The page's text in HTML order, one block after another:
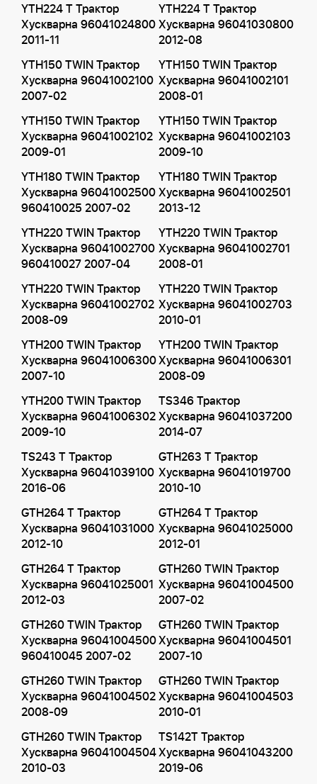
YTH224 T Трактор
Хускварна 96041024800
2011-11
YTH224 T Трактор
Хускварна 96041030800
2012-08
YTH150 TWIN Трактор
Хускварна 96041002100
2007-02
YTH150 TWIN Трактор
Хускварна 96041002101
2008-01
YTH150 TWIN Трактор
Хускварна 96041002102
2009-01
YTH150 TWIN Трактор
Хускварна 96041002103
2009-10
YTH180 TWIN Трактор
Хускварна 96041002500
960410025 2007-02
YTH180 TWIN Трактор
Хускварна 96041002501
2013-12
YTH220 TWIN Трактор
Хускварна 96041002700
960410027 2007-04
YTH220 TWIN Трактор
Хускварна 96041002701
2008-01
YTH220 TWIN Трактор
Хускварна 96041002702
2008-09
YTH220 TWIN Трактор
Хускварна 96041002703
2010-01
YTH200 TWIN Трактор
Хускварна 96041006300
2007-10
YTH200 TWIN Трактор
Хускварна 96041006301
2008-09
YTH200 TWIN Трактор
Хускварна 96041006302
2009-10
TS346 Трактор
Хускварна 96041037200
2014-07
TS243 T Трактор
Хускварна 96041039100
2016-06
GTH263 T Трактор
Хускварна 96041019700
2010-10
GTH264 T Трактор
Хускварна 96041031000
2012-10
GTH264 T Трактор
Хускварна 96041025000
2012-01
GTH264 T Трактор
Хускварна 96041025001
2012-03
GTH260 TWIN Трактор
Хускварна 96041004500
2007-02
GTH260 TWIN Трактор
Хускварна 96041004500
960410045 2007-02
GTH260 TWIN Трактор
Хускварна 96041004501
2007-10
GTH260 TWIN Трактор
Хускварна 96041004502
2008-09
GTH260 TWIN Трактор
Хускварна 96041004503
2010-01
GTH260 TWIN Трактор
Хускварна 96041004504
2010-03
TS142T Трактор
Хускварна 96041043200
2019-06